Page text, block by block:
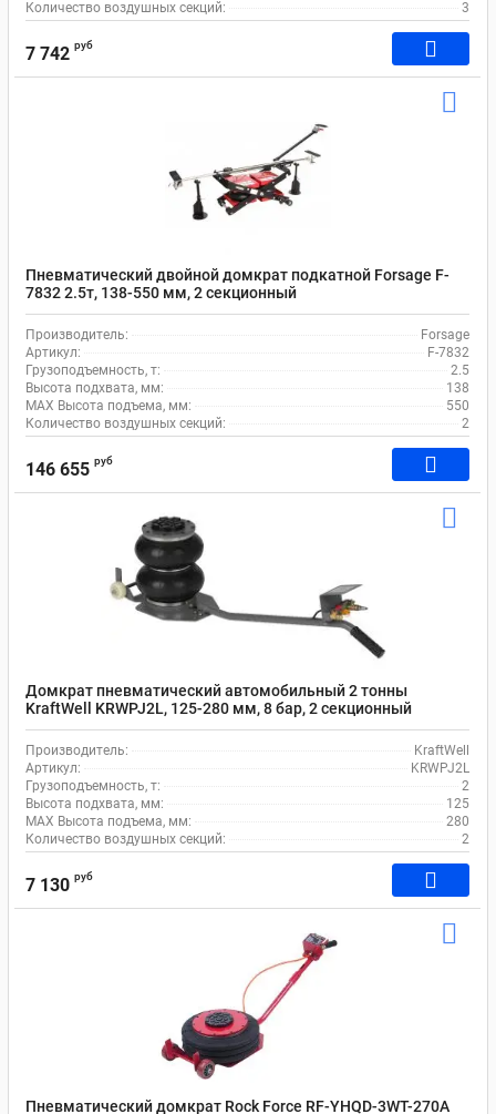
Количество воздушных секций:
3
7 742 руб
Пневматический двойной домкрат подкатной Forsage F-
7832 2.5т, 138-550 мм, 2 секционный
Производитель:
Forsage
Артикул:
F-7832
Грузоподъемность, т:
2.5
Высота подхвата, мм:
138
MAX Высота подъема, мм:
550
Количество воздушных секций:
2
146 655 руб
Домкрат пневматический автомобильный 2 тонны
KraftWell KRWPJ2L, 125-280 мм, 8 бар, 2 секционный
Производитель:
KraftWell
Артикул:
KRWPJ2L
Грузоподъемность, т:
2
Высота подхвата, мм:
125
MAX Высота подъема, мм:
280
Количество воздушных секций:
2
7 130 руб
Пневматический домкрат Rock Force RF-YHQD-3WT-270A